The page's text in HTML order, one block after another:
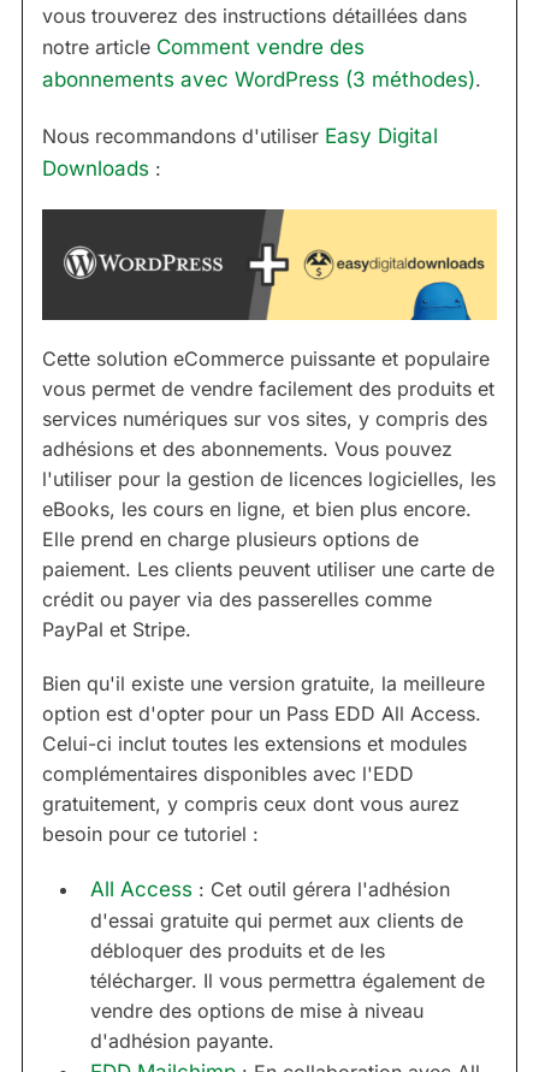
vous trouverez des instructions détaillées dans
notre article Comment vendre des
abonnements avec WordPress (3 méthodes).
Nous recommandons d'utiliser Easy Digital
Downloads :
Cette solution eCommerce puissante et populaire
vous permet de vendre facilement des produits et
services numériques sur vos sites, y compris des
adhésions et des abonnements. Vous pouvez
l'utiliser pour la gestion de licences logicielles, les
eBooks, les cours en ligne, et bien plus encore.
Elle prend en charge plusieurs options de
paiement. Les clients peuvent utiliser une carte de
crédit ou payer via des passerelles comme
PayPal et Stripe.
Bien qu'il existe une version gratuite, la meilleure
option est d'opter pour un Pass EDD All Access.
Celui-ci inclut toutes les extensions et modules
complémentaires disponibles avec l'EDD
gratuitement, y compris ceux dont vous aurez
besoin pour ce tutoriel :
All Access : Cet outil gérera l'adhésion
d'essai gratuite qui permet aux clients de
débloquer des produits et de les
télécharger. Il vous permettra également de
vendre des options de mise à niveau
d'adhésion payante.